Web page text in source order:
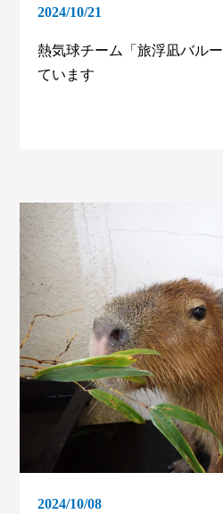
2024/10/21
熱気球チーム「旅浮凪バル
ています
2024/10/08